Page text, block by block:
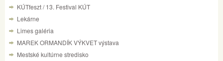
KÚTfeszt / 13. Festival KÚT
Lekárne
Limes galéria
MAREK ORMANDÍK VÝKVET výstava
Mestské kultúrne stredisko